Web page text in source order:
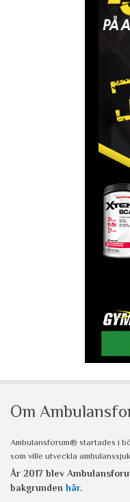
Om
Ambulansforum® startades i
som ville utveckla
År 2017 blev
bakgrunden här.